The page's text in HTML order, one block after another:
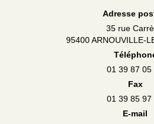
Adresse
35 rue
95400 ARNOUVILLE-
01 39 87 05
Fax
01 39 85 97
E-mail